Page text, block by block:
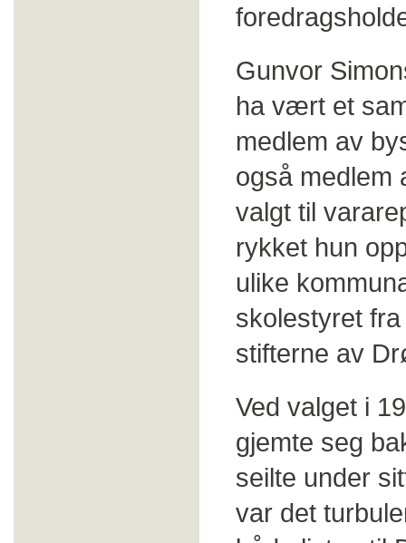
Gunvor
ha vært et
medlem av
også medlem
valgt til
rykket hun
ulike
skolestyret
stifterne av
Ved valget i
gjemte seg
seilte under
var det